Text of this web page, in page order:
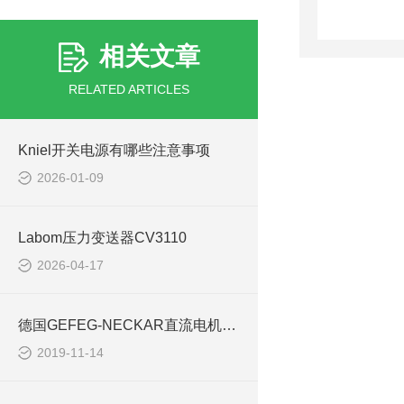
相关文章
RELATED ARTICLES
Kniel开关电源有哪些注意事项
2026-01-09
Labom压力变送器CV3110
2026-04-17
德国GEFEG-NECKAR直流电机的应用范围
2019-11-14